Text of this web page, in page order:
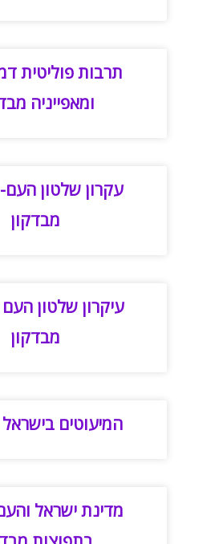
תרבות פוליטית
ומאפייניה
עקרון שלטון
מבדקון
מבדקון
המיעוטים
מדינת ישראל